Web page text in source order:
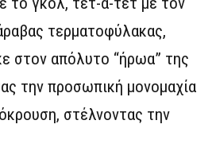
τερματοφύλακας,
στον απόλυτο “ήρωα” της
την προσωπική μονομαχία
στέλνοντας την